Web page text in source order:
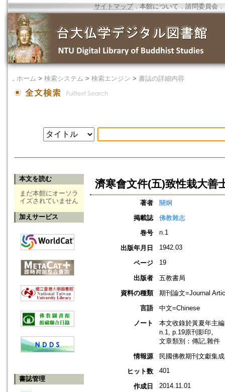
サイトマップ．本館について ． 諮問委員会 ．
． ホーム > 検索システム > 検索エンジン > 書誌の詳細内容
本文を読む
まだ本館にオーソラ
イズされていません
加えサービス
書誌管理
濟寒會文件(五)致性栽大善
著者
關炯
掲載誌
佛教雜志
巻号
n.1
出版年月日 1942.03
ページ 19
出版者
五教書局
資料の種類
期刊論文=Journal
言語
中文=Chinese
ノート
本文收錄於黃夏年主
n.1, p.19原刊影印。
文章類別：傳記,雜件
情報源
民國佛教期刊文獻集
ヒット数
401
作成日 2014.11.01